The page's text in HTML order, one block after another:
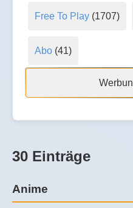
Free To Play(1707)
Abo(41)
30 Einträge
Anime